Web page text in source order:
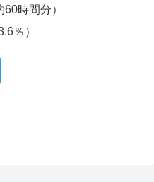
時間分）
％）